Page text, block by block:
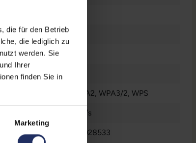
die für den Betrieb
die lediglich zu
werden. Sie
Ihrer
finden Sie in
Marketing
Nein
Neu
2.4 GHz
, WPA2, WPA3/2, WPS
600 MBit/s
4023125028533